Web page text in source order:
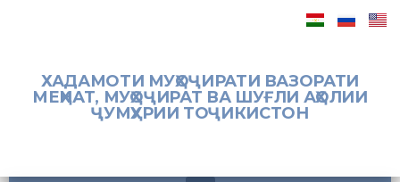
ХАДАМОТИ МУҲОҶИРАТИ ВАЗОРАТИ
МЕҲНАТ, МУҲОҶИРАТ ВА ШУҒЛИ АҲОЛИИ
ҶУМҲУРИИ ТОҶИКИСТОН